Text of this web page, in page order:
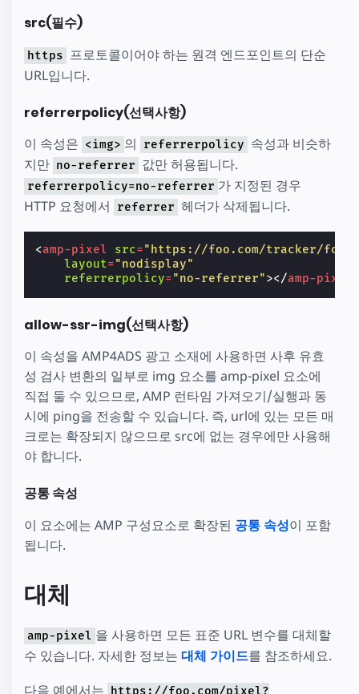
src(필수)
https 프로토콜이어야 하는 원격 엔드포인트의 단순
URL입니다.
referrerpolicy(선택사항)
이 속성은 <img> 의 referrerpolicy 속성과 비슷하
지만 no-referrer 값만 허용됩니다.
referrerpolicy=no-referrer 가 지정된 경우
HTTP 요청에서
referrer 헤더가 삭제됩니다.
<amp-pixel src="https://foo.com/tracker/foo"
layout="nodisplay"
referrerpolicy="no-referrer"></amp-pixel
allow-ssr-img(선택사항)
이 속성을 AMP4ADS 광고 소재에 사용하면 사후 유효
성 검사 변환의 일부로 img 요소를 amp-pixel 요소에
직접 둘 수 있으므로, AMP 런타임 가져오기/실행과 동
시에 ping을 전송할 수 있습니다. 즉, url에 있는 모든 매
크로는 확장되지 않으므로 src에 없는 경우에만 사용해
야 합니다.
공통 속성
이 요소에는 AMP 구성요소로 확장된 공통 속성이 포함
됩니다.
대체
amp-pixel 을 사용하면 모든 표준 URL 변수를 대체할
수 있습니다. 자세한 정보는 대체 가이드를 참조하세요.
다음 예에서는
https://foo.com/pixel?